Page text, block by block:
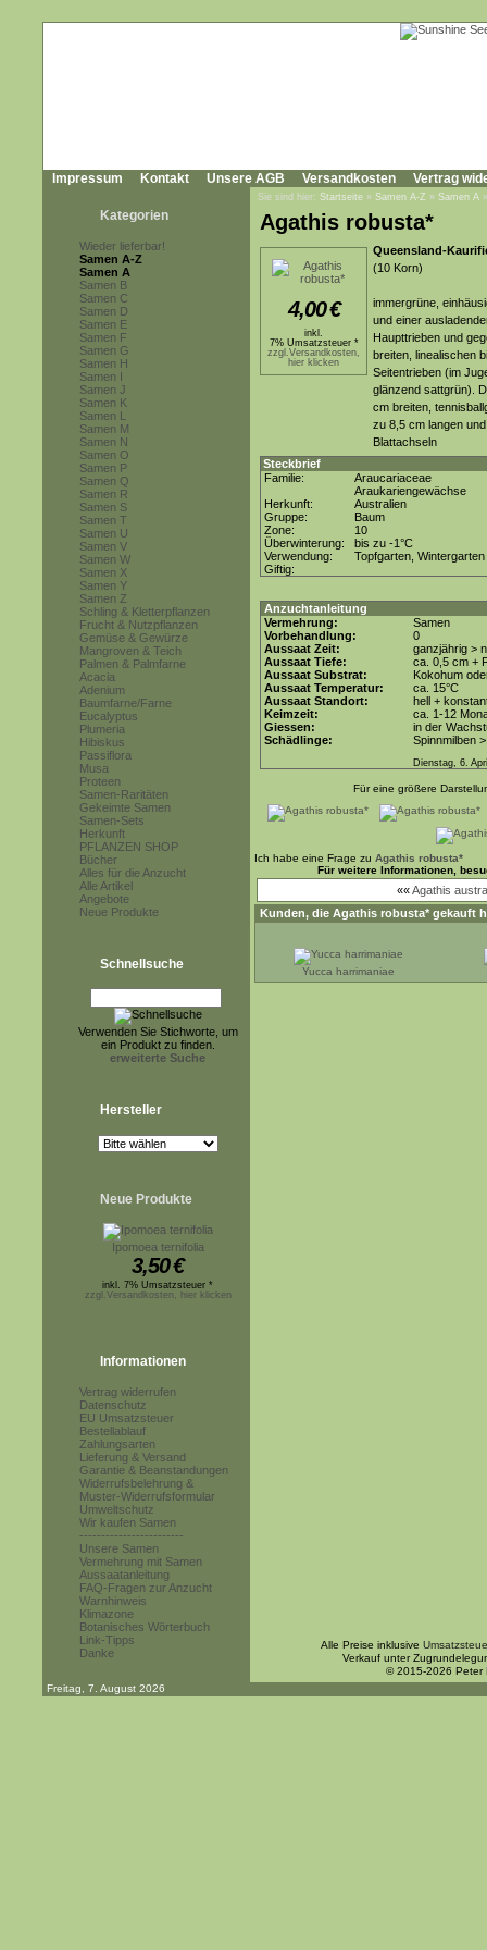
Impressum Kontakt Unsere AGB Versandkosten Vertrag
Kategorien
Wieder lieferbar!
Samen A-Z
Samen A
Samen B
Samen C
Samen D
Samen E
Samen F
Samen G
Samen H
Samen I
Samen J
Samen K
Samen L
Samen M
Samen N
Samen O
Samen P
Samen Q
Samen R
Samen S
Samen T
Samen U
Samen V
Samen W
Samen X
Samen Y
Samen Z
Schling & Kletterpflanzen
Frucht & Nutzpflanzen
Gemüse & Gewürze
Mangroven & Teich
Palmen & Palmfarne
Acacia
Adenium
Baumfarne/Farne
Eucalyptus
Plumeria
Hibiskus
Passiflora
Musa
Proteen
Samen-Raritäten
Gekeimte Samen
Samen-Sets
Herkunft
PFLANZEN SHOP
Bücher
Alles für die Anzucht
Alle Artikel
Angebote
Neue Produkte
Schnellsuche
Verwenden Sie Stichworte, um
ein Produkt zu finden.
erweiterte Suche
Hersteller
Neue Produkte
Ipomoea ternifolia
3,50€
inkl. 7% Umsatzsteuer *
zzgl.Versandkosten, hier klicken
Informationen
Vertrag widerrufen
Datenschutz
EU Umsatzsteuer
Bestellablauf
Zahlungsarten
Lieferung & Versand
Garantie & Beanstandungen
Widerrufsbelehrung &
Muster-Widerrufsformular
Umweltschutz
Wir kaufen Samen
------------------------
Unsere Samen
Vermehrung mit Samen
Aussaatanleitung
FAQ-Fragen zur Anzucht
Warnhinweis
Klimazone
Botanisches Wörterbuch
Link-Tipps
Danke
Sie sind hier: Startseite » Samen A-Z » Samen A
Agathis robusta*
4,00€
inkl.
7% Umsatzsteuer *
zzgl.Versandkosten,
hier klicken
Queensland-
(10 Korn)
immergrüne,
und einer
Haupttrieben und
breiten, linealischen
Seitentrieben (im
glänzend sattgrün).
cm breiten,
zu 8,5 cm langen
Blattachseln
Steckbrief
Familie:
Araucariaceae
Araukariengewächse
Herkunft:
Australien
Gruppe:
Baum
Zone:
10
Überwinterung:
bis zu -1°C
Verwendung:
Topfgarten, Wintergarten
Giftig:
Anzuchtanleitung
Vermehrung:
Samen
Vorbehandlung:
0
Aussaat Zeit:
ganzjährig >
Aussaat Tiefe:
ca. 0,5 cm +
Aussaat Substrat:
Kokohum
Aussaat Temperatur:
ca. 15°C
Aussaat Standort:
hell +
Keimzeit:
ca. 1-12
Giessen:
in der
Schädlinge:
Spinnmilben
Dienstag, 6.
Für eine größere
Ich habe eine Frage zu Agathis robusta*
Für weitere Informationen,
««Agathis
Kunden, die Agathis robusta* gekauft
Yucca harrimaniae
Alle Preise inklusive
Verkauf unter
© 2015-2026 Peter
Freitag, 7. August 2026